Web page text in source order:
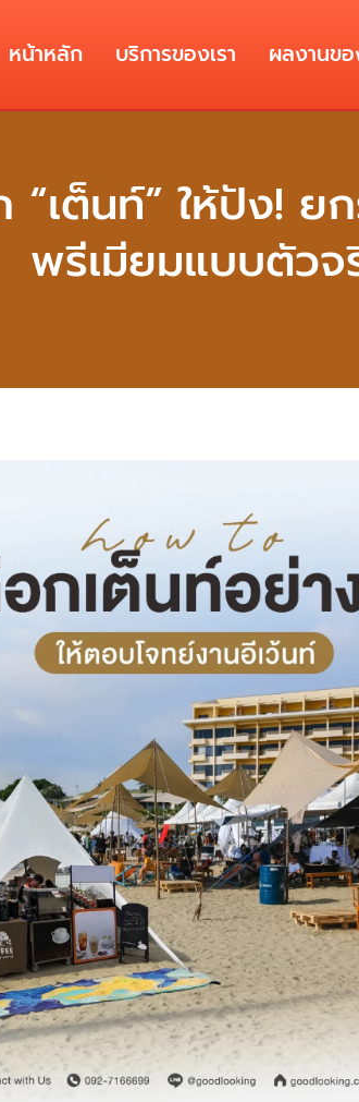
หน้าหลัก บริการของเรา ผลงานขอ
“เต็นท์” ให้ปัง! ย
พรีเมียมแบบตัวจ